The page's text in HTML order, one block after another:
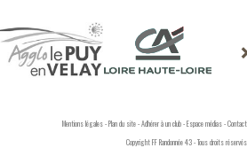
Mentions légales-Plan du site-Adhérer à un club-Espace médias-Contact
Copyright FF Randonnée 43 - Tous droits réservés